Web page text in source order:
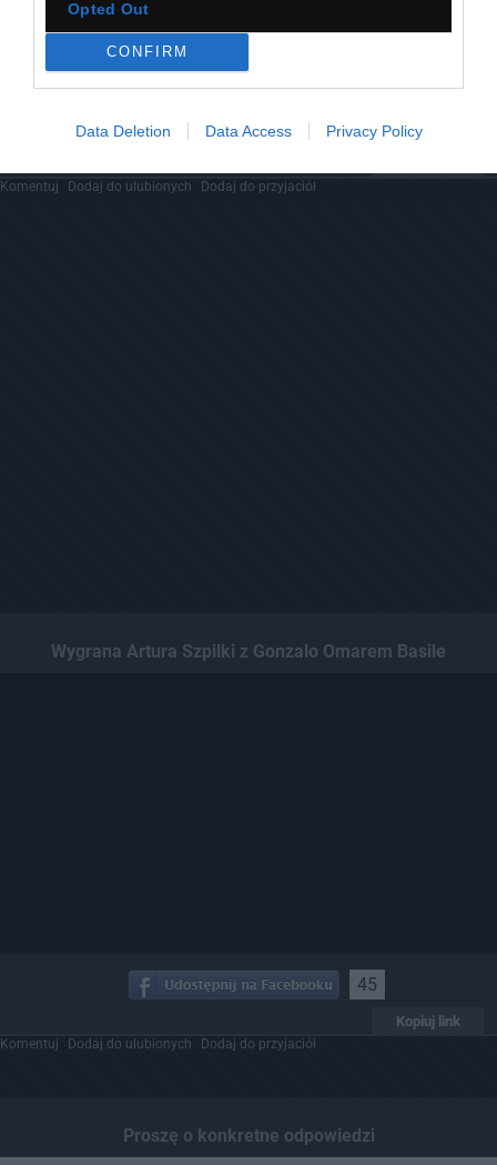
Opted Out
CONFIRM
Data Deletion Data Access Privacy Policy
26
Komentuj Dodaj do ulubionych Dodaj do przyjaciół
Wygrana Artura Szpilki z Gonzalo Omarem Basile
45
Kopiuj link
Komentuj Dodaj do ulubionych Dodaj do przyjaciół
Proszę o konkretne odpowiedzi